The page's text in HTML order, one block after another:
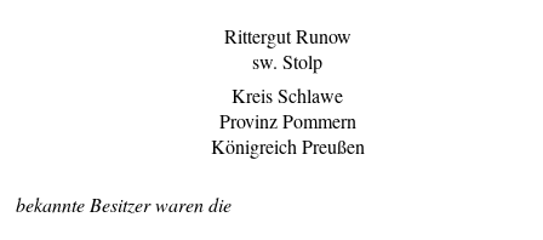
Rittergut Runow
sw. Stolp
Kreis Schlawe
Provinz Pommern
Königreich Preußen
bekannte Besitzer waren die